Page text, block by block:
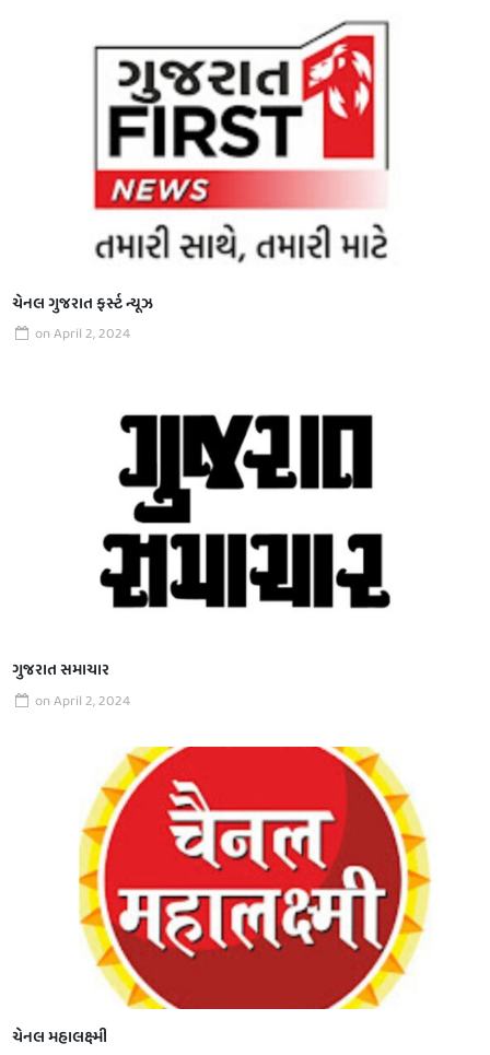
ચેનલ ગુજરાત ફર્સ્ટ ન્યૂઝ
onApril 2, 2024
ગુજરાત સમાચાર
onApril 2, 2024
ચેનલ મહાલક્ષ્મી